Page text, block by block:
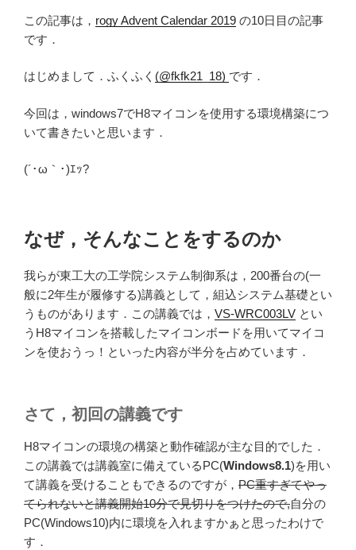
この記事は， rogy Advent Calendar 2019 の10日目の記事
です．
はじめまして．ふくふく (@fkfk21_18) です．
今回は，windows7でH8マイコンを使用する環境構築につ
いて書きたいと思います．
(´･ω｀･)ｴｯ?
なぜ，そんなことをするのか
我らが東工大の工学院システム制御系は，200番台の(一
般に2年生が履修する)講義として，組込システム基礎とい
うものがあります．この講義では， VS-WRC003LV とい
うH8マイコンを搭載したマイコンボードを用いてマイコ
ンを使おうっ！といった内容が半分を占めています．
さて，初回の講義です
H8マイコンの環境の構築と動作確認が主な目的でした．
この講義では講義室に備えているPC(Windows8.1)を用い
て講義を受けることもできるのですが， PC重すぎてやっ
てられないと講義開始10分で見切りをつけたので,自分の
PC(Windows10)内に環境を入れますかぁと思ったわけで
す．